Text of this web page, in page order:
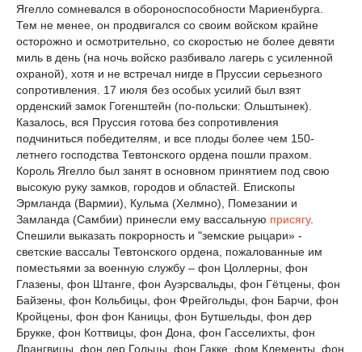
Ягелло сомневался в обороноспособности Мариенбурга.
Тем не менее, он продвигался со своим войском крайне
осторожно и осмотрительно, со скоростью не более девяти
миль в день (на ночь войско разбивало лагерь с усиленной
охраной), хотя и не встречал нигде в Пруссии серьезного
сопротивления. 17 июля без особых усилий был взят
орденский замок Гогенштейн (по-польски: Ольштынек).
Казалось, вся Пруссия готова без сопротивления
подчиниться победителям, и все плоды более чем 150-
летнего господства Тевтонского ордена пошли прахом.
Король Ягелло был занят в основном принятием под свою
высокую руку замков, городов и областей. Епископы
Эрмланда (Вармии), Кульма (Хелмно), Помезании и
Замланда (Самбии) принесли ему вассальную присягу.
Спешили выказать покрорность и "земские рыцари» -
светские вассалы Тевтонского ордена, пожалованные им
поместьями за военную службу – фон Цоллерны, фон
Глазены, фон Штанге, фон Ауэрсвальды, фон Гётцены, фон
Байзены, фон Кольбицы, фон Фрейгольды, фон Барчи, фон
Кройцены, фон фон Каницы, фон Бутшельды, фон дер
Брукке, фон Коттвицы, фон Дона, фон Гасселихты, фон
Дрангвицы, фон дер Гольцы, фон Гакке, фом Клементы, фон